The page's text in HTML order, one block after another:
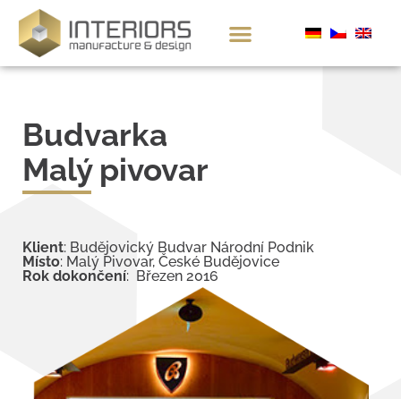
Budvarka
Malý pivovar
Klient: Budějovický Budvar Národní Podnik
Místo: Malý Pivovar, České Budějovice
Rok dokončení: Březen 2016